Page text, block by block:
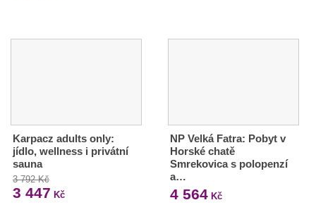
Karpacz adults only:
jídlo, wellness i privátní
sauna
3 792 Kč
3 447 Kč
NP Velká Fatra: Pobyt v
Horské chatě
Smrekovica s polopenzí
a…
4 564Kč